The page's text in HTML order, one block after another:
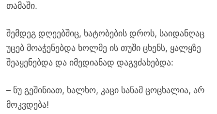
თამაში.
შემდეგ დღეებშიც, ხატობების დროს, საიდანღაც
უცებ მოაჭენებდა ხოლმე ის თუში ცხენს, ყალყზე
შეაყენებდა და იმედიანად დაგვძახებდა:
– ნუ გეშინიათ, ხალხო, კაცი სანამ ცოცხალია, არ
მოკვდება!